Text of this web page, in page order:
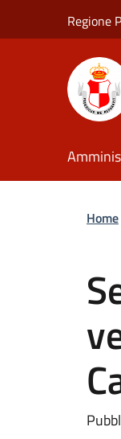
Regione
Home